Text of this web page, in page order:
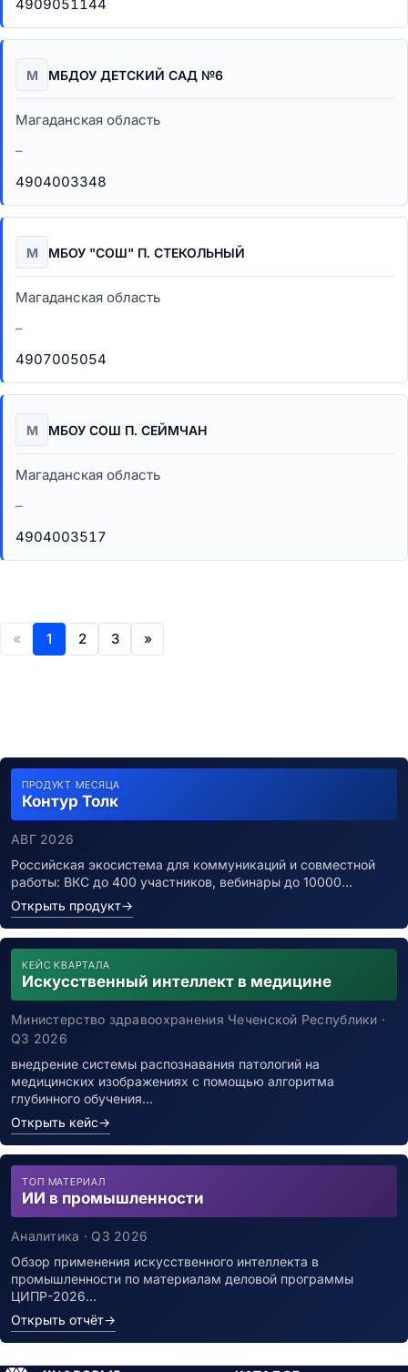
4909051144
М МБДОУ ДЕТСКИЙ САД №6
Магаданская область
–
4904003348
М МБОУ "СОШ" П. СТЕКОЛЬНЫЙ
Магаданская область
–
4907005054
М МБОУ СОШ П. СЕЙМЧАН
Магаданская область
–
4904003517
« 1 2 3 »
ПРОДУКТ МЕСЯЦА
Контур Толк
АВГ 2026
Российская экосистема для коммуникаций и совместной
работы: ВКС до 400 участников, вебинары до 10000…
Открыть продукт→
КЕЙС КВАРТАЛА
Искусственный интеллект в медицине
Министерство здравоохранения Чеченской Республики ·
Q3 2026
внедрение системы распознавания патологий на
медицинских изображениях с помощью алгоритма
глубинного обучения…
Открыть кейс→
ТОП МАТЕРИАЛ
ИИ в промышленности
Аналитика · Q3 2026
Обзор применения искусственного интеллекта в
промышленности по материалам деловой программы
ЦИПР-2026…
Открыть отчёт→